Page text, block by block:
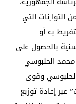
التي
به أو
بالحصول على
الحلبوسي
عام 2023، إذ بدأ الحلبوسي وقوى
عبر إعادة توزيع